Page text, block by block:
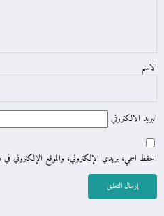
الاسم
البريد الالكتروني
احفظ اسمي، بريدي الإلكتروني، والموقع الإلكتروني في